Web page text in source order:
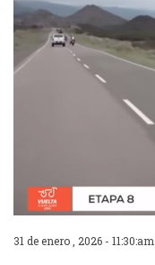
31 de enero , 2026 - 11:30:am